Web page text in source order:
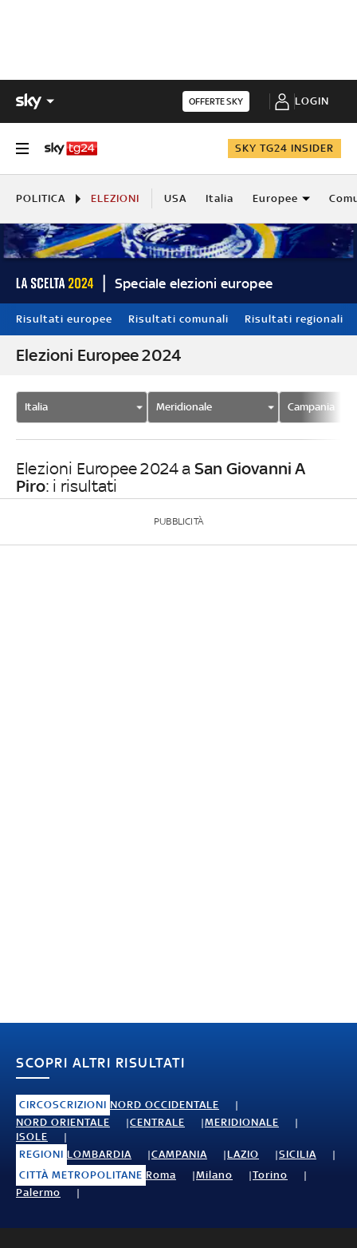
OFFERTE SKY LOGIN
SKY TG24 INSIDER
POLITICA ELEZIONI USA Italia Europee
Speciale elezioni europee
Risultati europee Risultati comunali Risultati regionali
Elezioni Europee 2024
Italia Meridionale Campania
Elezioni Europee 2024 a San Giovanni A
Piro: i risultati
PUBBLICITÀ
SCOPRI ALTRI RISULTATI
CIRCOSCRIZIONI NORD OCCIDENTALE
NORD ORIENTALE
CENTRALE
MERIDIONALE
ISOLE
REGIONI LOMBARDIA CAMPANIA LAZIO
SICILIA
CITTÀ METROPOLITANE Roma Milano
Torino
Palermo